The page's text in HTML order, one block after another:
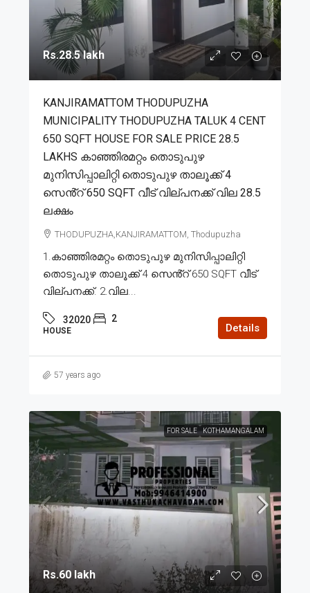
Rs.28.5 lakh
KANJIRAMATTOM THODUPUZHA
MUNICIPALITY THODUPUZHA TALUK 4 CENT
650 SQFT HOUSE FOR SALE PRICE 28.5
LAKHS കാഞ്ഞിരമറ്റം തൊടുപുഴ
മുനിസിപ്പാലിറ്റി തൊടുപുഴ താലൂക്ക് 4
സെൻ്റ് 650 SQFT വീട് വില്പനക്ക് വില 28.5
ലക്ഷം
THODUPUZHA,KANJIRAMATTOM, Thodupuzha
1.കാഞ്ഞിരമറ്റം തൊടുപുഴ മുനിസിപ്പാലിറ്റി
തൊടുപുഴ താലൂക്ക് 4 സെൻ്റ് 650 SQFT വീട്
വില്പനക്ക്. 2.വില...
32020 2
HOUSE Details
57 years ago
FOR SALE KOTHAMANGALAM
Rs.60 lakh